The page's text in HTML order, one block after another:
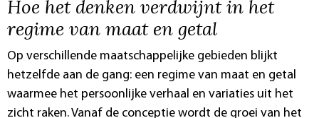
Hoe het denken verdwijnt in het
regime van maat en getal
Op verschillende maatschappelijke gebieden blijkt
hetzelfde aan de gang: een regime van maat en getal
waarmee het persoonlijke verhaal en variaties uit het
zicht raken. Vanaf de conceptie wordt de groei van het